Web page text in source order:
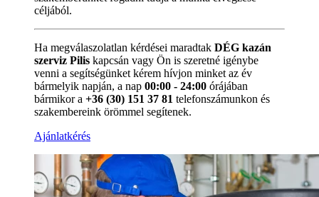
céljából.
Ha megválaszolatlan kérdései maradtak DÉG kazán
szerviz Pilis kapcsán vagy Ön is szeretné igénybe
venni a segítségünket kérem hívjon minket az év
bármelyik napján, a nap 00:00 - 24:00 órájában
bármikor a +36 (30) 151 37 81 telefonszámunkon és
szakembereink örömmel segítenek.
Ajánlatkérés